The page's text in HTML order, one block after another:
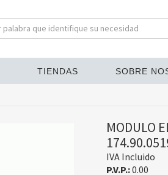
TIENDAS SOBRE
MODULO
IVA Incluido
P.V.P.:0.00